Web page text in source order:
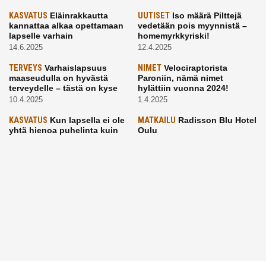
KASVATUS Eläinrakkautta
kannattaa alkaa opettamaan
lapselle varhain
14.6.2025
UUTISETIso määrä Pilttejä
vedetään pois myynnistä –
homemyrkkyriski!
12.4.2025
TERVEYS Varhaislapsuus
maaseudulla on hyvästä
terveydelle – tästä on kyse
10.4.2025
NIMETVelociraptorista
Paroniin, nämä nimet
hylättiin vuonna 2024!
1.4.2025
KASVATUS Kun lapsella ei ole
yhtä hienoa puhelinta kuin
MATKAILU Radisson Blu Hotel
Oulu